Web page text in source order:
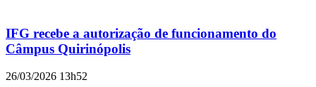
IFG recebe a autorização de funcionamento do
Câmpus Quirinópolis
26/03/2026 13h52